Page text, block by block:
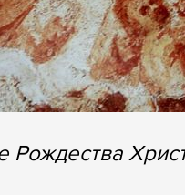
Рождества